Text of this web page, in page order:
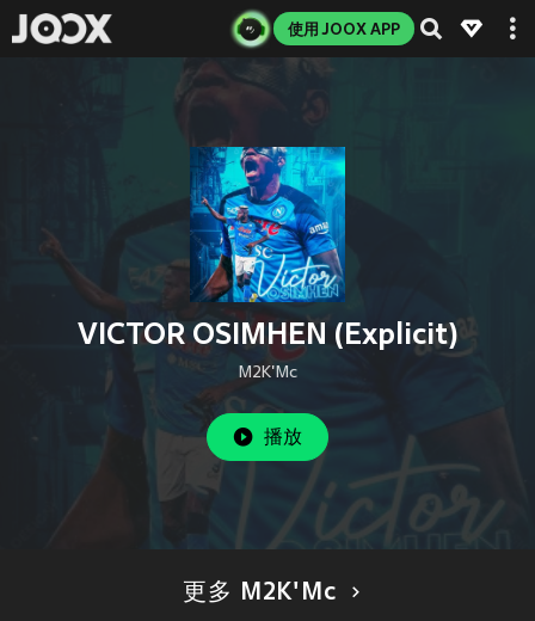
使用 JOOX APP
VICTOR OSIMHEN (Explicit)
M2K'Mc
播放
更多 M2K'Mc